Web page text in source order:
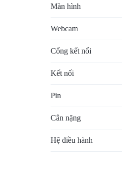
Màn hình
Webcam
Cổng kết nối
Kết nối
Pin
Cân nặng
Hệ điều hành